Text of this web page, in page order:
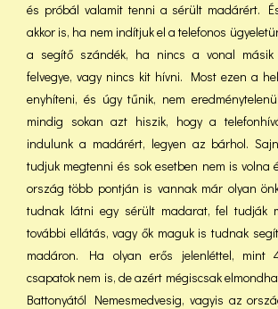
és próbál valamit tenni a sérült madárért.
akkor is, ha nem indítjuk el a telefonos
a segítő szándék, ha nincs a vonal másik
felvegye, vagy nincs kit hívni. Most ezen a
enyhíteni, és úgy tűnik, nem
mindig sokan azt hiszik, hogy a
indulunk a madárért, legyen az bárhol.
tudjuk megtenni és sok esetben nem is volna
ország több pontján is vannak már olyan
tudnak látni egy sérült madarat, fel tudják
további ellátás, vagy ők maguk is tudnak
madáron. Ha olyan erős jelenléttel, mint
csapatok nem is, de azért mégiscsak
Battonyától Nemesmedvesig, vagyis az